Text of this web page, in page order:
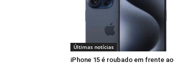
Últimas notícias
iPhone 15 é roubado em frente ao